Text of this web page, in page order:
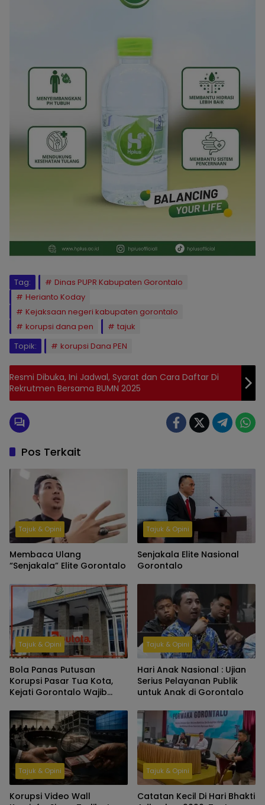
Tag:
Dinas PUPR Kabupaten Gorontalo
Herianto Koday
Kejaksaan negeri kabupaten gorontalo
korupsi dana pen
tajuk
Topik:
korupsi Dana PEN
Resmi Dibuka, Ini Jadwal, Syarat dan Cara Daftar Di
Rekrutmen Bersama BUMN 2025
Pos Terkait
Tajuk & Opini
Membaca Ulang
“Senjakala” Elite Gorontalo
Tajuk & Opini
Senjakala Elite Nasional
Gorontalo
Tajuk & Opini
Bola Panas Putusan
Korupsi Pasar Tua Kota,
Kejati Gorontalo Wajib
Tajuk & Opini
Hari Anak Nasional : Ujian
Serius Pelayanan Publik
untuk Anak di Gorontalo
Tajuk & Opini
Korupsi Video Wall
Tajuk & Opini
Catatan Kecil Di Hari Bhakti